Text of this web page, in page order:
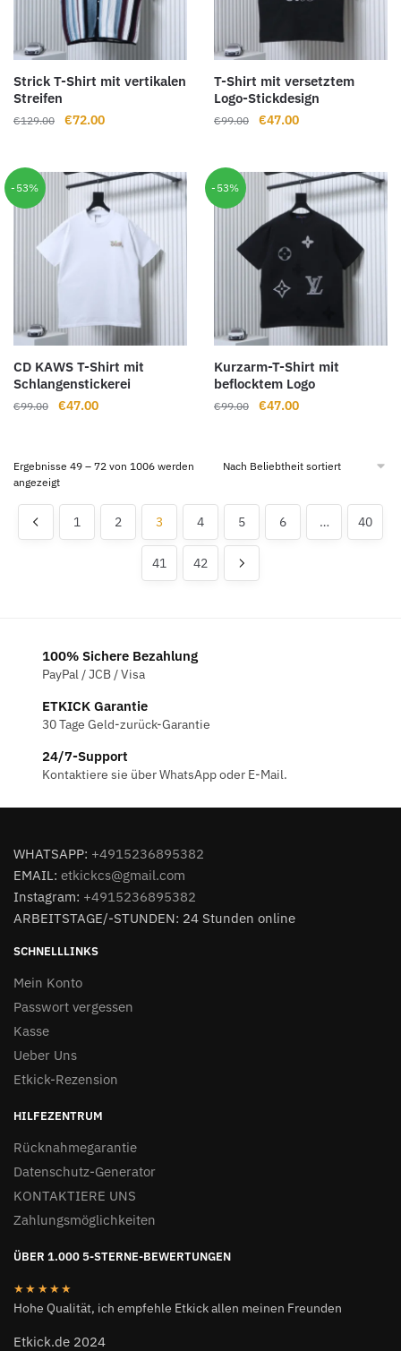
Strick T-Shirt mit vertikalen
Streifen
€129.00
Ursprünglicher
€129.00
€72.00Aktueller
€72.00.
T-Shirt mit versetztem
Logo-Stickdesign
€99.00
Ursprünglicher
€99.00
€47.00Aktueller
€47.00.
-53%
CD KAWS T-Shirt mit
Schlangenstickerei
€99.00
Ursprünglicher
€99.00
€47.00Aktueller
€47.00.
-53%
Kurzarm-T-Shirt mit
beflocktem Logo
€99.00
Ursprünglicher
€99.00
€47.00Aktueller
€47.00.
Ergebnisse 49 – 72 von 1006 werden
angezeigtNach
1 2 3 4 5 6 … 40
41 42
100% Sichere Bezahlung
PayPal / JCB / Visa
ETKICK Garantie
30 Tage Geld-zurück-Garantie
24/7-Support
Kontaktiere sie über WhatsApp oder E-Mail.
WHATSAPP: +4915236895382
EMAIL: etkickcs@gmail.com
Instagram: +4915236895382
ARBEITSTAGE/-STUNDEN: 24 Stunden online
SCHNELLLINKS
Mein Konto
Passwort vergessen
Kasse
Ueber Uns
Etkick-Rezension
HILFEZENTRUM
Rücknahmegarantie
Datenschutz-Generator
KONTAKTIERE UNS
Zahlungsmöglichkeiten
ÜBER 1.000 5-STERNE-BEWERTUNGEN
★★★★★
Hohe Qualität, ich empfehle Etkick allen meinen Freunden
Etkick.de 2024